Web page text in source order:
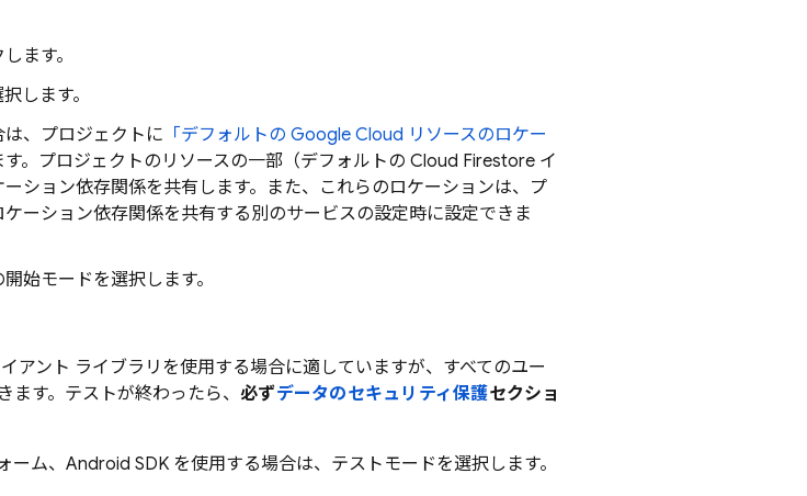
ます。
します。
、プロジェクトに 「デフォルトの Google Cloud リソースのロケー
。プロジェクトのリソースの一部（デフォルトの Cloud Firestore イ
ション依存関係を共有します。また、これらのロケーションは、プ
ーション依存関係を共有する別のサービスの設定時に設定できま
開始モードを選択します。
アント ライブラリを使用する場合に適していますが、すべてのユー
す。テストが終わったら、 必ずデータのセキュリティ保護セクショ
ーム、Android SDK を使用する場合は、テストモードを選択します。